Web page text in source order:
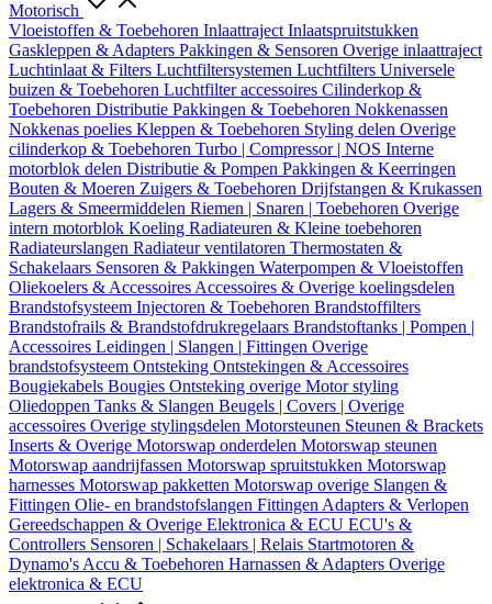
Motorisch
Vloeistoffen & Toebehoren Inlaattraject Inlaatspruitstukken
Gaskleppen & Adapters Pakkingen & Sensoren Overige inlaattraject
Luchtinlaat & Filters Luchtfiltersystemen Luchtfilters Universele
buizen & Toebehoren Luchtfilter accessoires Cilinderkop &
Toebehoren Distributie Pakkingen & Toebehoren Nokkenassen
Nokkenas poelies Kleppen & Toebehoren Styling delen Overige
cilinderkop & Toebehoren Turbo | Compressor | NOS Interne
motorblok delen Distributie & Pompen Pakkingen & Keerringen
Bouten & Moeren Zuigers & Toebehoren Drijfstangen & Krukassen
Lagers & Smeermiddelen Riemen | Snaren | Toebehoren Overige
intern motorblok Koeling Radiateuren & Kleine toebehoren
Radiateurslangen Radiateur ventilatoren Thermostaten &
Schakelaars Sensoren & Pakkingen Waterpompen & Vloeistoffen
Oliekoelers & Accessoires Accessoires & Overige koelingsdelen
Brandstofsysteem Injectoren & Toebehoren Brandstoffilters
Brandstofrails & Brandstofdrukregelaars Brandstoftanks | Pompen |
Accessoires Leidingen | Slangen | Fittingen Overige
brandstofsysteem Ontsteking Ontstekingen & Accessoires
Bougiekabels Bougies Ontsteking overige Motor styling
Oliedoppen Tanks & Slangen Beugels | Covers | Overige
accessoires Overige stylingsdelen Motorsteunen Steunen & Brackets
Inserts & Overige Motorswap onderdelen Motorswap steunen
Motorswap aandrijfassen Motorswap spruitstukken Motorswap
harnesses Motorswap pakketten Motorswap overige Slangen &
Fittingen Olie- en brandstofslangen Fittingen Adapters & Verlopen
Gereedschappen & Overige Elektronica & ECU ECU's &
Controllers Sensoren | Schakelaars | Relais Startmotoren &
Dynamo's Accu & Toebehoren Harnassen & Adapters Overige
elektronica & ECU